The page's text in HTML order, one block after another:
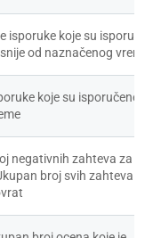
isporuke koje su
od naznačenog
koje su isporučene
negativnih zahteva za
broj svih zahteva